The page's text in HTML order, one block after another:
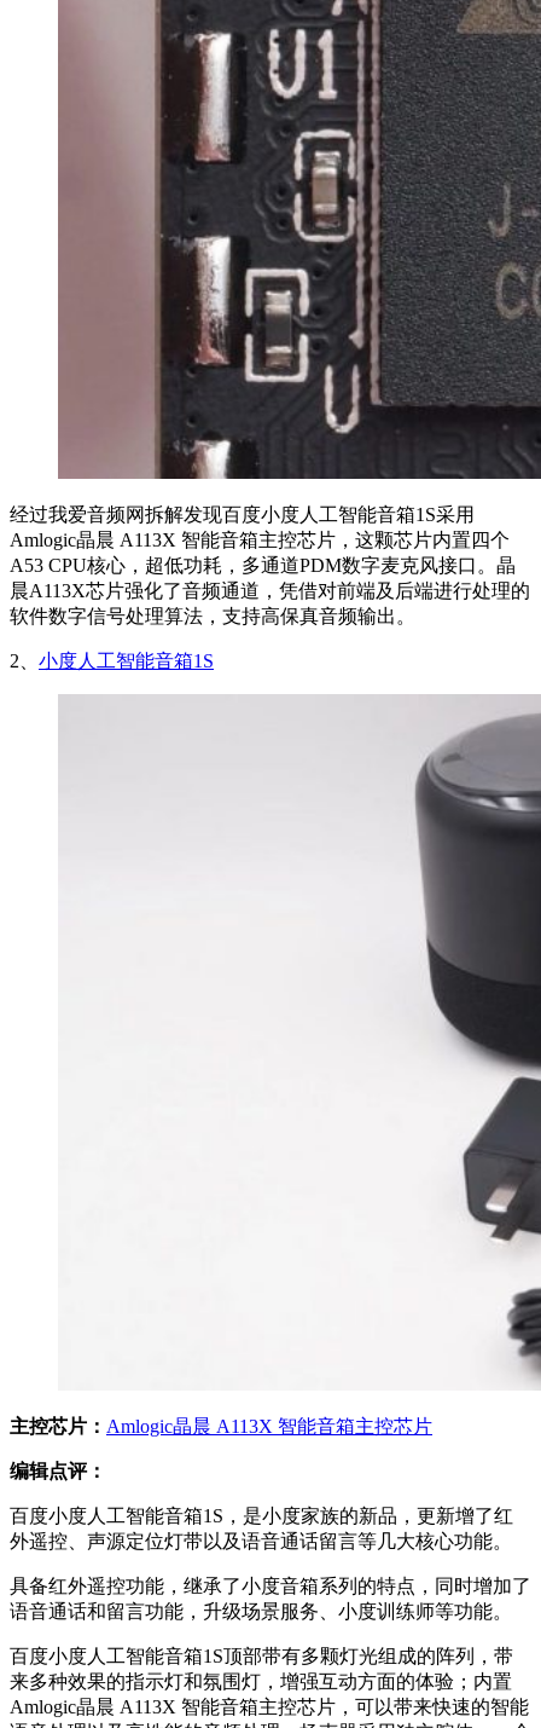
经过我爱音频网拆解发现百度小度人工智能音箱1S采用
Amlogic晶晨 A113X 智能音箱主控芯片，这颗芯片内置四个
A53 CPU核心，超低功耗，多通道PDM数字麦克风接口。晶
晨A113X芯片强化了音频通道，凭借对前端及后端进行处理的
软件数字信号处理算法，支持高保真音频输出。
2、 小度人工智能音箱1S
主控芯片： Amlogic晶晨 A113X 智能音箱主控芯片
编辑点评：
百度小度人工智能音箱1S，是小度家族的新品，更新增了红
外遥控、声源定位灯带以及语音通话留言等几大核心功能。
具备红外遥控功能，继承了小度音箱系列的特点，同时增加了
语音通话和留言功能，升级场景服务、小度训练师等功能。
百度小度人工智能音箱1S顶部带有多颗灯光组成的阵列，带
来多种效果的指示灯和氛围灯，增强互动方面的体验；内置
Amlogic晶晨 A113X 智能音箱主控芯片，可以带来快速的智能